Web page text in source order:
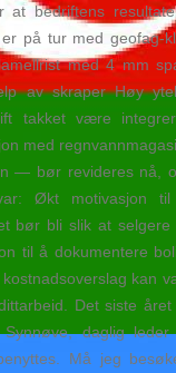
at bedriftens
på tur med geofag-
med 4 mm
av skraper Høy
takket være
med
— bør revideres nå,
Økt motivasjon til
bør bli slik at selgere
til å dokumentere
kan
Det siste
daglig leder
Må jeg